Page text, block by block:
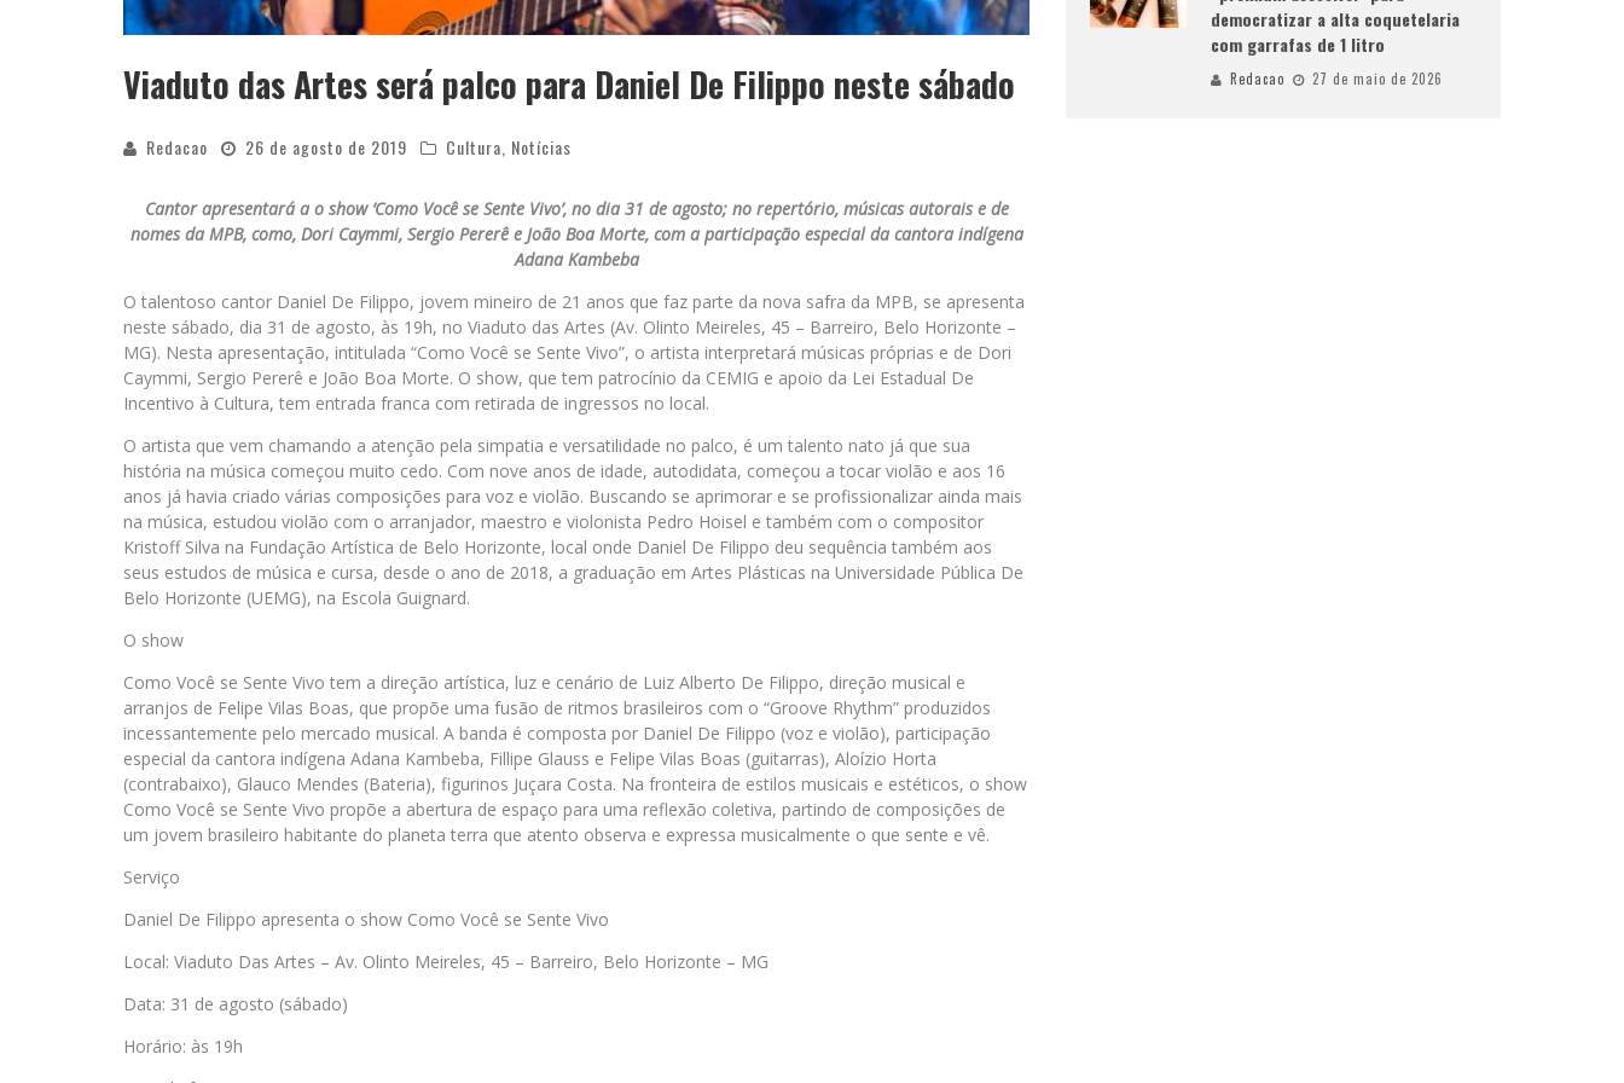
Viaduto das Artes será palco para Daniel De Filippo neste sábado
Redacao 26 de agosto de 2019 Cultura Notícias
Cantor apresentará a o show ‘Como Você se Sente Vivo’, no dia 31 de agosto; no repertório, músicas autorais e de
nomes da MPB, como, Dori Caymmi, Sergio Pererê e João Boa Morte, com a participação especial da cantora indígena
Adana Kambeba
O talentoso cantor Daniel De Filippo, jovem mineiro de 21 anos que faz parte da nova safra da MPB, se apresenta
neste sábado, dia 31 de agosto, às 19h, no Viaduto das Artes (Av. Olinto Meireles, 45 – Barreiro, Belo Horizonte –
MG). Nesta apresentação, intitulada “Como Você se Sente Vivo”, o artista interpretará músicas próprias e de Dori
Caymmi, Sergio Pererê e João Boa Morte. O show, que tem patrocínio da CEMIG e apoio da Lei Estadual De
Incentivo à Cultura, tem entrada franca com retirada de ingressos no local.
O artista que vem chamando a atenção pela simpatia e versatilidade no palco, é um talento nato já que sua
história na música começou muito cedo. Com nove anos de idade, autodidata, começou a tocar violão e aos 16
anos já havia criado várias composições para voz e violão. Buscando se aprimorar e se profissionalizar ainda mais
na música, estudou violão com o arranjador, maestro e violonista Pedro Hoisel e também com o compositor
Kristoff Silva na Fundação Artística de Belo Horizonte, local onde Daniel De Filippo deu sequência também aos
seus estudos de música e cursa, desde o ano de 2018, a graduação em Artes Plásticas na Universidade Pública De
Belo Horizonte (UEMG), na Escola Guignard.
O show
Como Você se Sente Vivo tem a direção artística, luz e cenário de Luiz Alberto De Filippo, direção musical e
arranjos de Felipe Vilas Boas, que propõe uma fusão de ritmos brasileiros com o “Groove Rhythm” produzidos
incessantemente pelo mercado musical. A banda é composta por Daniel De Filippo (voz e violão), participação
especial da cantora indígena Adana Kambeba, Fillipe Glauss e Felipe Vilas Boas (guitarras), Aloízio Horta
(contrabaixo), Glauco Mendes (Bateria), figurinos Juçara Costa. Na fronteira de estilos musicais e estéticos, o show
Como Você se Sente Vivo propõe a abertura de espaço para uma reflexão coletiva, partindo de composições de
um jovem brasileiro habitante do planeta terra que atento observa e expressa musicalmente o que sente e vê.
Serviço
Daniel De Filippo apresenta o show Como Você se Sente Vivo
Local: Viaduto Das Artes – Av. Olinto Meireles, 45 – Barreiro, Belo Horizonte – MG
Data: 31 de agosto (sábado)
Horário: às 19h
democratizar a alta coquetelaria
com garrafas de 1 litro
Redacao 27 de maio de 2026